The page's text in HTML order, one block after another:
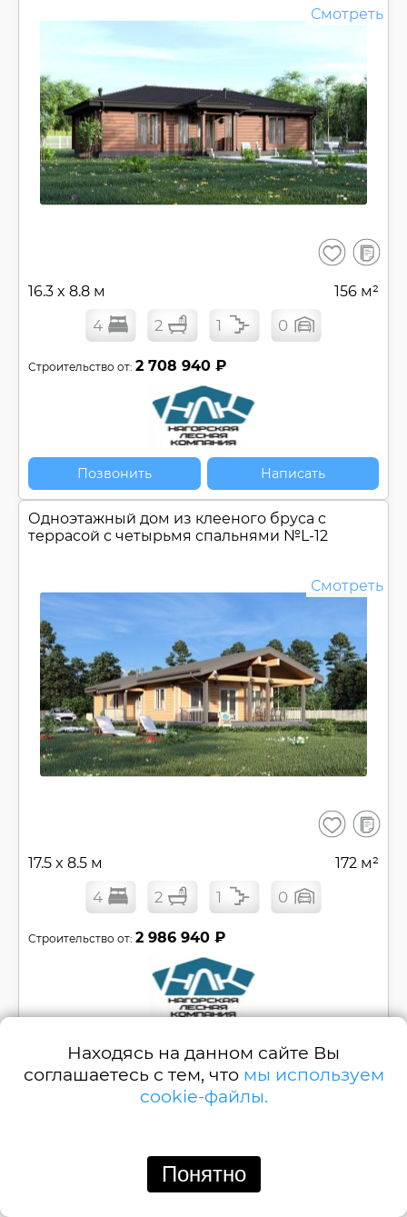
Смотреть
Сохранить
В
16.3 x 8.8 м 156 м²
4 2 1 0
Строительство от: 2 708 940 ₽
Позвонить Написать
Одноэтажный дом из клееного бруса c
террасой с четырьмя спальнями №L-12
Смотреть
Сохранить
В
17.5 x 8.5 м 172 м²
4 2 1 0
Строительство от: 2 986 940 ₽
Позвонить Написать
Одноэтажный дом из клееного бруса c
террасой с четырьмя спальнями №
Находясь на данном сайте Вы
соглашаетесь с тем, что мы используем
cookie-файлы.
Понятно